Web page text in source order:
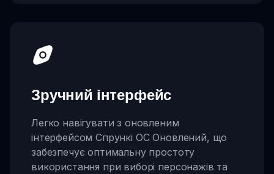
Зручний інтерфейс
Легко навігувати з оновленим
інтерфейсом Спрункі OC Оновлений, що
забезпечує оптимальну простоту
використання при виборі персонажів та